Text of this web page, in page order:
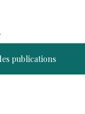
publications